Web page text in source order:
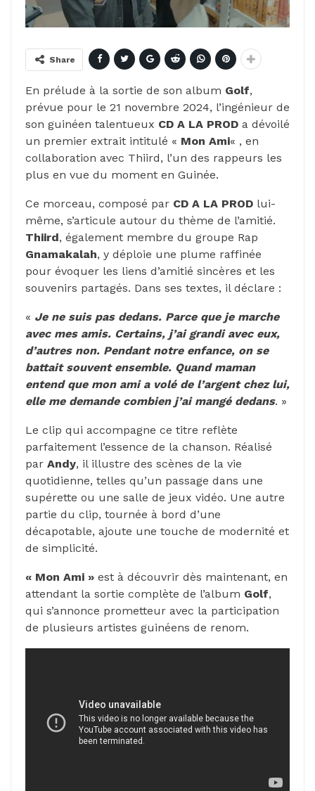
Share
En prélude à la sortie de son album Golf,
prévue pour le 21 novembre 2024, l’ingénieur de
son guinéen talentueux CD A LA PROD a dévoilé
un premier extrait intitulé « Mon Ami« , en
collaboration avec Thiird, l’un des rappeurs les
plus en vue du moment en Guinée.
Ce morceau, composé par CD A LA PROD lui-
même, s’articule autour du thème de l’amitié.
Thiird, également membre du groupe Rap
Gnamakalah, y déploie une plume raffinée
pour évoquer les liens d’amitié sincères et les
souvenirs partagés. Dans ses textes, il déclare :
« Je ne suis pas dedans. Parce que je marche
avec mes amis. Certains, j’ai grandi avec eux,
d’autres non. Pendant notre enfance, on se
battait souvent ensemble. Quand maman
entend que mon ami a volé de l’argent chez lui,
elle me demande combien j’ai mangé dedans. »
Le clip qui accompagne ce titre reflète
parfaitement l’essence de la chanson. Réalisé
par Andy, il illustre des scènes de la vie
quotidienne, telles qu’un passage dans une
supérette ou une salle de jeux vidéo. Une autre
partie du clip, tournée à bord d’une
décapotable, ajoute une touche de modernité et
de simplicité.
« Mon Ami » est à découvrir dès maintenant, en
attendant la sortie complète de l’album Golf,
qui s’annonce prometteur avec la participation
de plusieurs artistes guinéens de renom.